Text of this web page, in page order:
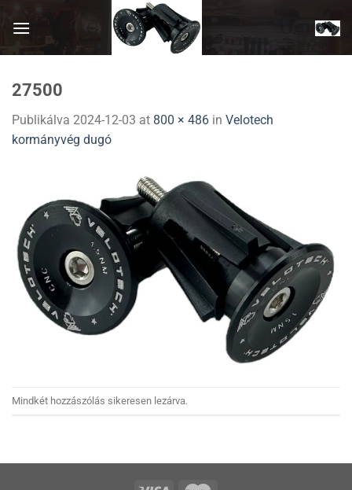
27500
Publikálva 2024-12-03 at 800 × 486 in Velotech
kormányvég dugó
Mindkét hozzászólás sikeresen lezárva.